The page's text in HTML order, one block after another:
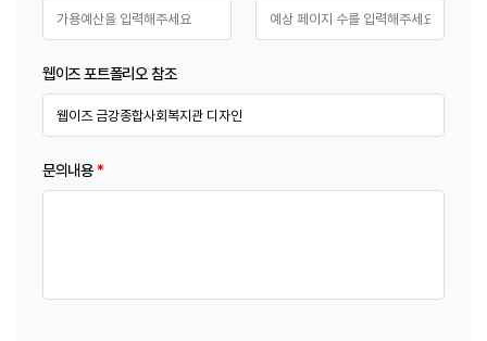
웹이즈 포트폴리오 참조
문의내용*